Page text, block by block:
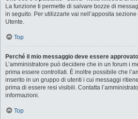
La funzione ti permette di salvare bozze di
in seguito. Per utilizzarle vai nell’apposita
Utente.
Top
Perché il mio messaggio deve essere
L’amministratore può decidere che in un forum i
prima essere controllati. È inoltre possibile che
inserito in un gruppo di utenti i cui messaggi
prima di essere resi visibili. Contatta
informazioni.
Top